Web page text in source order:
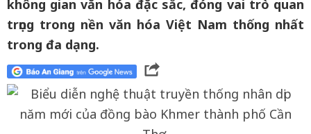
không gian văn hóa đặc sắc, đóng vai trò quan
trọng trong nền văn hóa Việt Nam thống nhất
trong đa dạng.